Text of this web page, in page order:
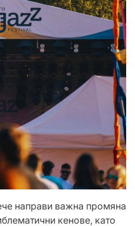
направи важна промяна
кенове, като